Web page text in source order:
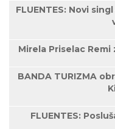
FLUENTES: Novi
Mirela Priselac
BANDA TURIZMA
FLUENTES: